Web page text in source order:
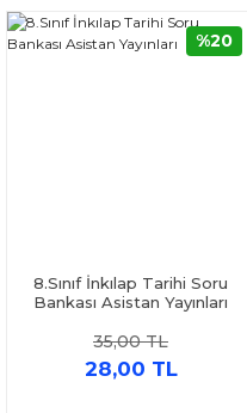
8.Sınıf İnkılap Tarihi Soru
Bankası Asistan Yayınları
35,00 TL
28,00 TL
%20